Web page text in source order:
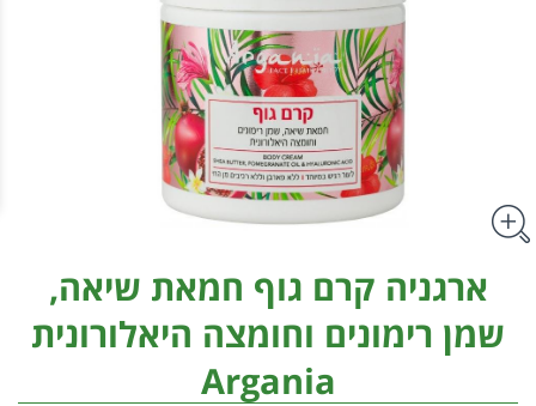
ארגניה קרם גוף חמאת שיאה,
שמן רימונים וחומצה היאלורונית
Argania